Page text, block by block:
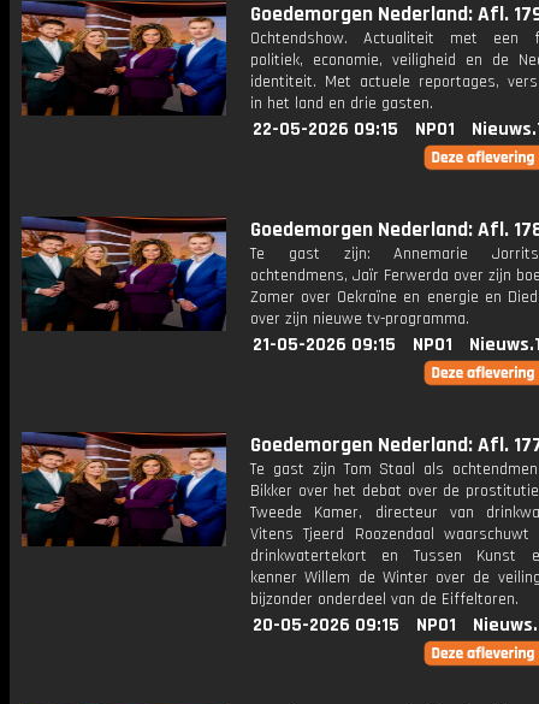
Goedemorgen Nederland: Afl.
Ochtendshow. Actualiteit met een
politiek, economie, veiligheid en de
identiteit. Met actuele reportages,
in het land en drie gasten.
22-05-2026 09:15 NPO1
Goedemorgen Nederland: Afl.
Te gast zijn: Annemarie
ochtendmens, Jaïr Ferwerda over zijn
Zomer over Oekraïne en energie en
over zijn nieuwe tv-programma.
21-05-2026 09:15 NPO1
Goedemorgen Nederland: Afl.
Te gast zijn Tom Staal als
Bikker over het debat over de
Tweede Kamer, directeur van
Vitens Tjeerd Roozendaal
drinkwatertekort en Tussen Kunst
kenner Willem de Winter over de
bijzonder onderdeel van de Eiffeltoren.
20-05-2026 09:15 NPO1